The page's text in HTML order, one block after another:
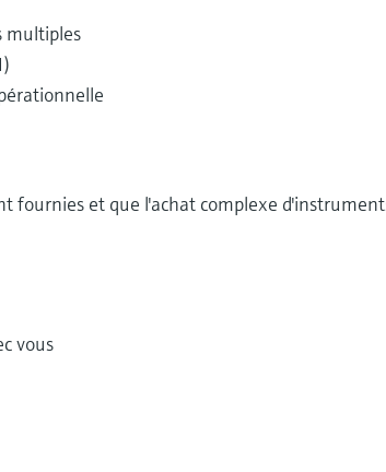
multiples
fournies et que l'achat complexe
vous